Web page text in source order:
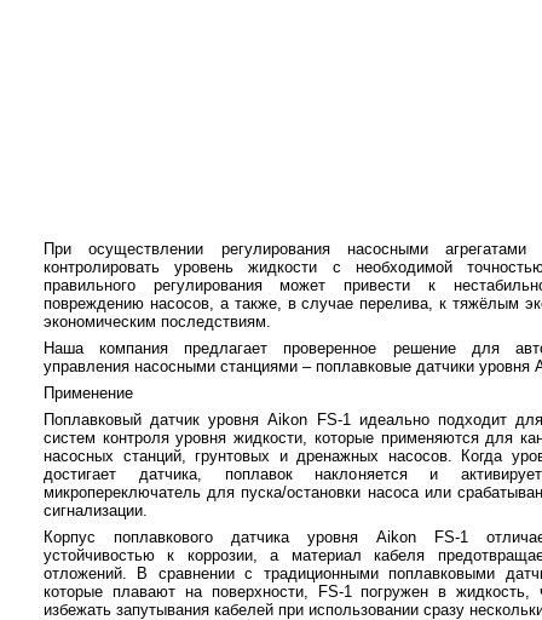
При осуществлении регулирования насосными
контролировать уровень жидкости с необходимой
правильного регулирования может привести к
повреждению насосов, а также, в случае перелива, к тяжёлым
экономическим последствиям.
Наша компания предлагает проверенное решение для
управления насосными станциями – поплавковые датчики уровня
Применение
Поплавковый датчик уровня Aikon FS-1 идеально подходит
систем контроля уровня жидкости, которые применяются для
насосных станций, грунтовых и дренажных насосов. Когда
достигает датчика, поплавок наклоняется и
микропереключатель для пуска/остановки насоса или
сигнализации.
Корпус поплавкового датчика уровня Aikon FS-1
устойчивостью к коррозии, а материал кабеля
отложений. В сравнении с традиционными поплавковыми
которые плавают на поверхности, FS-1 погружен в жидкость,
избежать запутывания кабелей при использовании сразу